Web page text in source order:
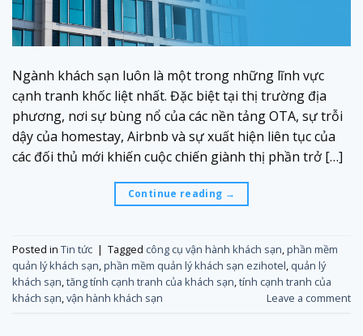
Ngành khách sạn luôn là một trong những lĩnh vực
cạnh tranh khốc liệt nhất. Đặc biệt tại thị trường địa
phương, nơi sự bùng nổ của các nền tảng OTA, sự trỗi
dậy của homestay, Airbnb và sự xuất hiện liên tục của
các đối thủ mới khiến cuộc chiến giành thị phần trở […]
Continue reading →
Posted in Tin tức | Tagged công cụ vận hành khách sạn,phần mềm
quản lý khách sạn,phần mềm quản lý khách sạn ezihotel, quản lý
khách sạn,tăng tính cạnh tranh của khách sạn,tính cạnh tranh của
khách sạn,vận hành khách sạn Leave a comment